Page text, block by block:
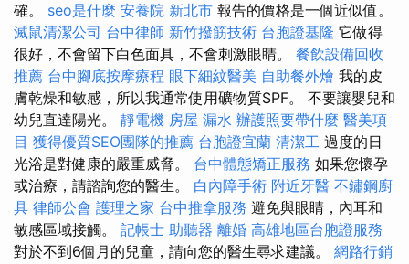
確。 seo是什麼 安養院 新北市 報告的價格是一個近似值。
滅鼠清潔公司 台中律師 新竹撥筋技術 台胞證基隆 它做得
很好，不會留下白色面具，不會刺激眼睛。 餐飲設備回收
推薦 台中腳底按摩療程 眼下細紋醫美 自助餐外燴 我的皮
膚乾燥和敏感，所以我通常使用礦物質SPF。 不要讓嬰兒和
幼兒直達陽光。 靜電機 房屋 漏水 辦護照要帶什麼 醫美項
目 獲得優質SEO團隊的推薦 台胞證宜蘭 清潔工 過度的日
光浴是對健康的嚴重威脅。 台中體態矯正服務 如果您懷孕
或治療，請諮詢您的醫生。 白內障手術 附近牙醫 不鏽鋼廚
具 律師公會 護理之家 台中推拿服務 避免與眼睛，內耳和
敏感區域接觸。 記帳士 助聽器 離婚 高雄地區台胞證服務
對於不到6個月的兒童，請向您的醫生尋求建議。 網路行銷